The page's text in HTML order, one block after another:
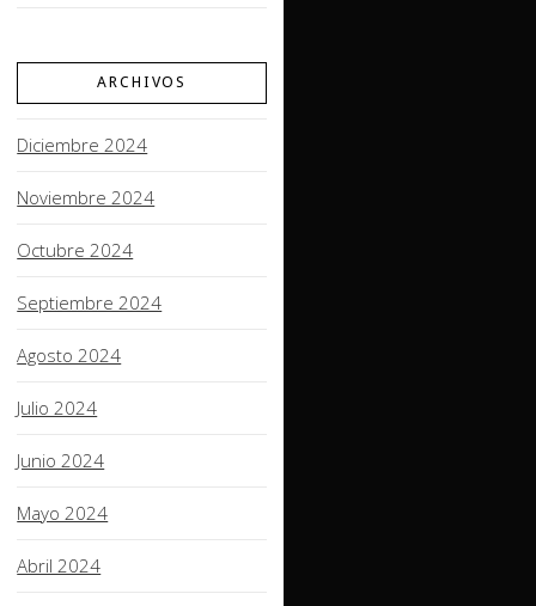
ARCHIVOS
Diciembre 2024
Noviembre 2024
Octubre 2024
Septiembre 2024
Agosto 2024
Julio 2024
Junio 2024
Mayo 2024
Abril 2024